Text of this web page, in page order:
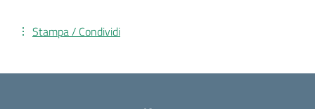
Stampa / Condividi